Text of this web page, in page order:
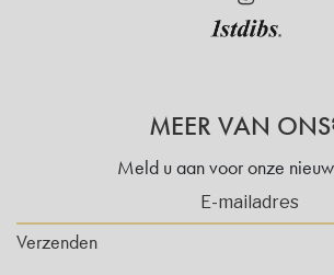
MEER VAN
Meld u aan voor onze